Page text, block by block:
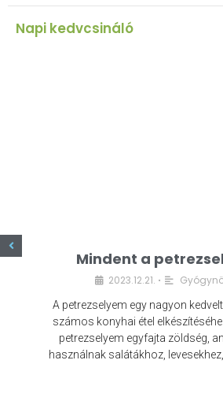
Napi kedvcsináló
Mindent a
2023.12.21. •
A petrezselyem egy nagyon
számos konyhai étel
petrezselyem egyfajta zöldség,
használnak salátákhoz,